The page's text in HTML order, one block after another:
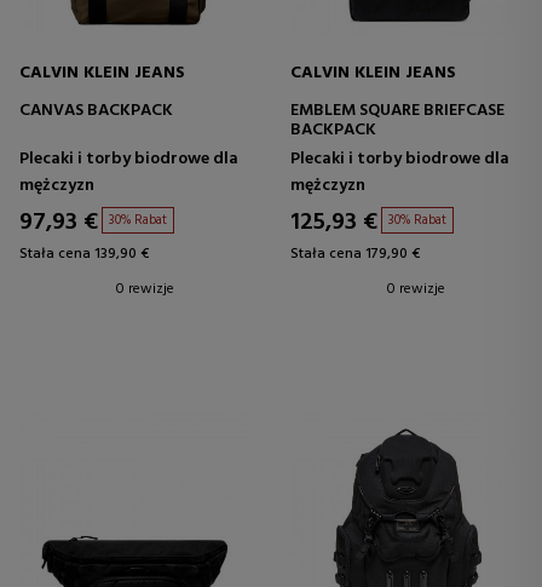
CALVIN KLEIN JEANS
CANVAS BACKPACK
Plecaki i torby biodrowe dla
mężczyzn
97,93 € 30% Rabat
Stała cena 139,90 €
0 rewizje
CALVIN KLEIN JEANS
EMBLEM SQUARE BRIEFCASE
BACKPACK
Plecaki i torby biodrowe dla
mężczyzn
125,93 € 30% Rabat
Stała cena 179,90 €
0 rewizje